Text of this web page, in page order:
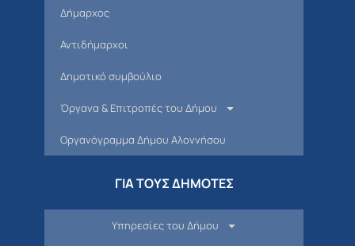
Δήμαρχος
Αντιδήμαρχοι
Δημοτικό συμβούλιο
Όργανα & Επιτροπές του Δήμου
Οργανόγραμμα Δήμου Αλοννήσου
ΓΙΑ ΤΟΥΣ ΔΗΜΟΤΕΣ
Υπηρεσίες του Δήμου